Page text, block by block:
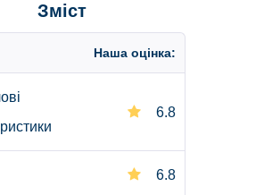
Зміст
Наша оцінка:
6.8
6.8